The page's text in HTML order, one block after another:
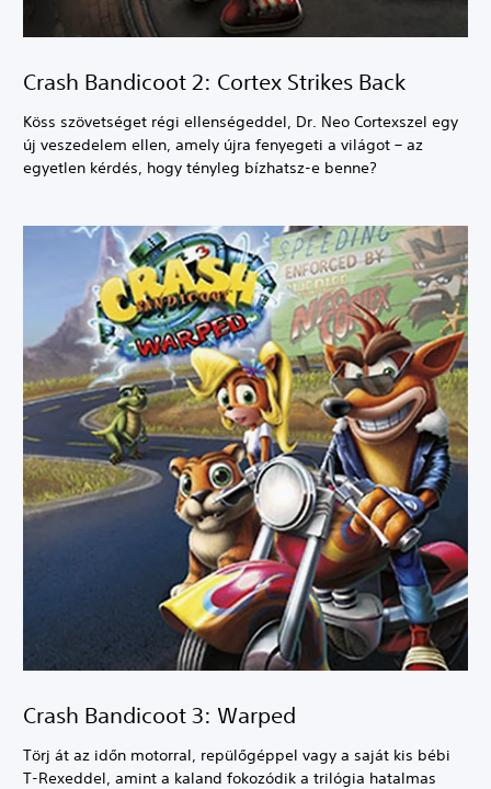
Crash Bandicoot 2: Cortex Strikes Back
Köss szövetséget régi ellenségeddel, Dr. Neo Cortexszel egy
új veszedelem ellen, amely újra fenyegeti a világot – az
egyetlen kérdés, hogy tényleg bízhatsz-e benne?
Crash Bandicoot 3: Warped
Törj át az időn motorral, repülőgéppel vagy a saját kis bébi
T-Rexeddel, amint a kaland fokozódik a trilógia hatalmas